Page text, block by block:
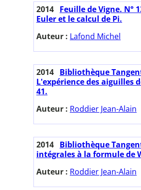
2014 Feuille de Vigne. N°
Euler et le calcul de Pi.
Auteur : Lafond Michel
2014 Bibliothèque
L'expérience des aiguilles
41.
Auteur : Roddier Jean-Alain
2014 Bibliothèque
intégrales à la formule de
Auteur : Roddier Jean-Alain